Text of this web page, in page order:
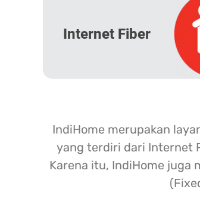
Internet Fiber
IndiHome merupakan
yang terdiri dari Internet
Karena itu, IndiHome juga